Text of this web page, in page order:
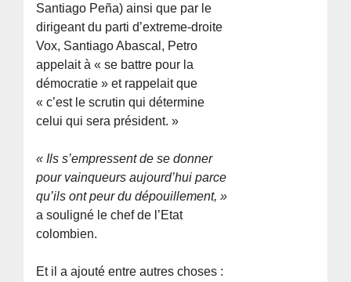
Santiago Peña) ainsi que par le
dirigeant du parti d’extreme-droite
Vox, Santiago Abascal, Petro
appelait à « se battre pour la
démocratie » et rappelait que
« c’est le scrutin qui détermine
celui qui sera président. »
« Ils s’empressent de se donner
pour vainqueurs aujourd’hui parce
qu’ils ont peur du dépouillement, »
a souligné le chef de l’Etat
colombien.
Et il a ajouté entre autres choses :